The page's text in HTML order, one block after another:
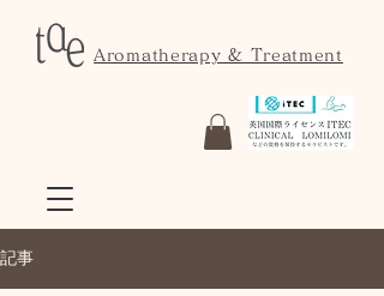
Aromatherapy & Treatment
記事